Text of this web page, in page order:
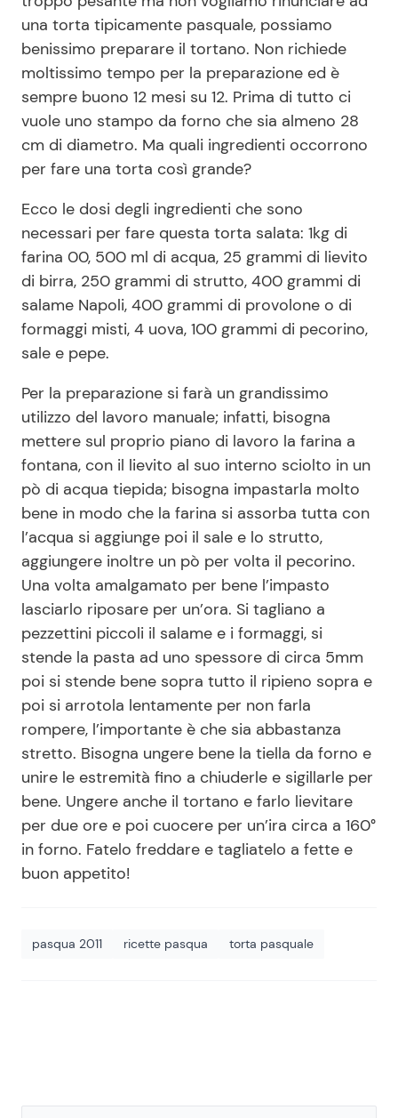
Festività Ricette per Bambini
Seguici
Info
Chi siamo
Disclaimer e Privacy
Redazione
Contattaci
Pubblicità
Privacy Policy
una torta tipicamente pasquale, possiamo
benissimo preparare il tortano. Non richiede
moltissimo tempo per la preparazione ed è
sempre buono 12 mesi su 12. Prima di tutto ci
vuole uno stampo da forno che sia almeno 28
cm di diametro. Ma quali ingredienti occorrono
per fare una torta così grande?
Ecco le dosi degli ingredienti che sono
necessari per fare questa torta salata: 1kg di
farina 00, 500 ml di acqua, 25 grammi di lievito
di birra, 250 grammi di strutto, 400 grammi di
salame Napoli, 400 grammi di provolone o di
formaggi misti, 4 uova, 100 grammi di pecorino,
sale e pepe.
Per la preparazione si farà un grandissimo
utilizzo del lavoro manuale; infatti, bisogna
mettere sul proprio piano di lavoro la farina a
fontana, con il lievito al suo interno sciolto in un
pò di acqua tiepida; bisogna impastarla molto
bene in modo che la farina si assorba tutta con
l’acqua si aggiunge poi il sale e lo strutto,
aggiungere inoltre un pò per volta il pecorino.
Una volta amalgamato per bene l’impasto
lasciarlo riposare per un’ora. Si tagliano a
pezzettini piccoli il salame e i formaggi, si
stende la pasta ad uno spessore di circa 5mm
poi si stende bene sopra tutto il ripieno sopra e
poi si arrotola lentamente per non farla
rompere, l’importante è che sia abbastanza
stretto. Bisogna ungere bene la tiella da forno e
unire le estremità fino a chiuderle e sigillarle per
bene. Ungere anche il tortano e farlo lievitare
per due ore e poi cuocere per un’ira circa a 160°
in forno. Fatelo freddare e tagliatelo a fette e
buon appetito!
pasqua 2011 ricette pasqua torta pasquale